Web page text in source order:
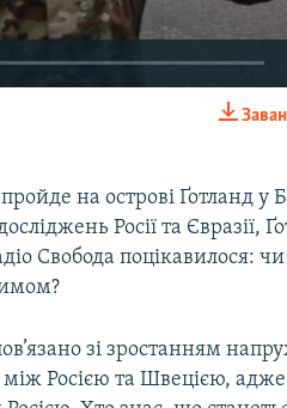
на острові Ґотланд у
Росії та Євразії,
Свобода поцікавилося:
зі зростанням
Росією та Швецією,